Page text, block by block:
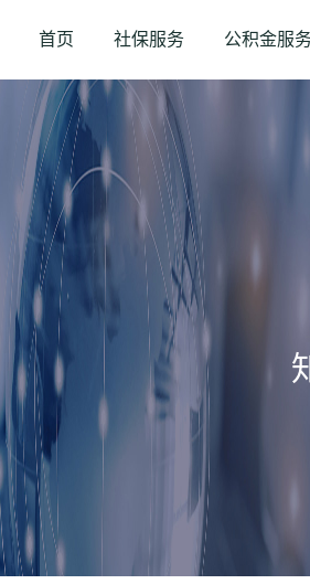
首页 社保服务 公积金服